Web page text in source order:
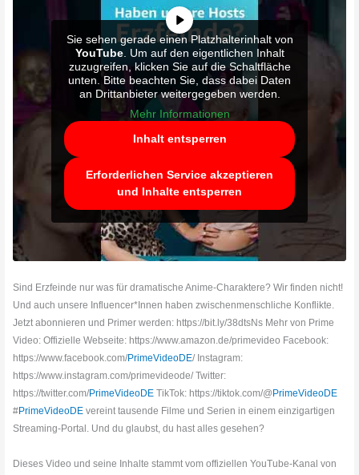
Sie sehen gerade einen Platzhalterinhalt von
YouTube. Um auf den eigentlichen Inhalt
zuzugreifen, klicken Sie auf die Schaltfläche
unten. Bitte beachten Sie, dass dabei Daten
an Drittanbieter weitergegeben werden.
Mehr Informationen
Inhalt entsperren
Erforderlichen Service akzeptieren
und Inhalte entsperren
Sind Erzfeinde nur was für dramatische Anime-Charaktere? Wir finden nicht!
Und auch unsere Influencer*Innen haben zwischenmenschliche Konflikte.
Jetzt abonnieren und Primer werden: https://bit.ly/38dtsNs Mehr von Prime
Video: Offizielle Webseite: https://www.amazon.de/primevideo Facebook:
https://www.facebook.com/PrimeVideoDE/ Instagram:
https://www.instagram.com/primevideode/ Twitter:
https://twitter.com/PrimeVideoDE TikTok: https://tiktok.com/@ PrimeVideoDE
#PrimeVideoDE vereint tausende Filme und Serien in einem einzigartigen
Streaming-Portal. Und du glaubst, du hast alles gesehen?
Dieses Video und seine Inhalte stammt vom offiziellen YouTube-Kanal von